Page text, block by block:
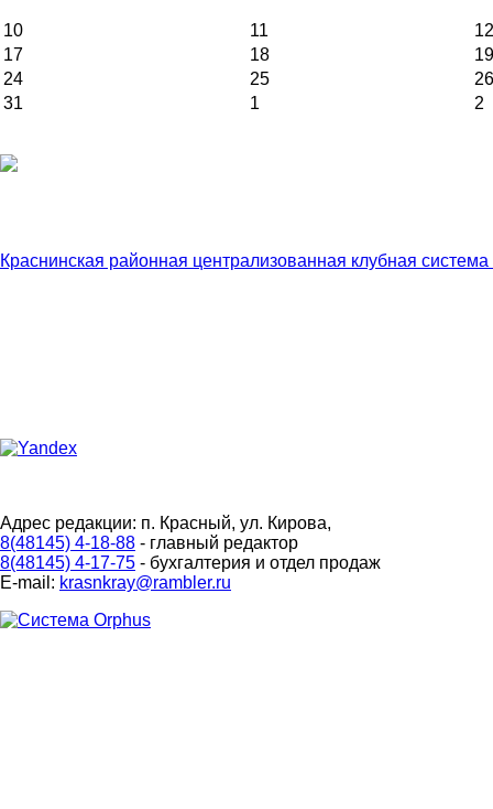
10 11
12
17
18
19
24
25
26
31
1 2
Краснинская районная централизованная клубная
Адрес редакции: п. Красный, ул. Кирова,
8(48145) 4-18-88 - главный редактор
8(48145) 4-17-75 - бухгалтерия и отдел продаж
E-mail: krasnkray@rambler.ru